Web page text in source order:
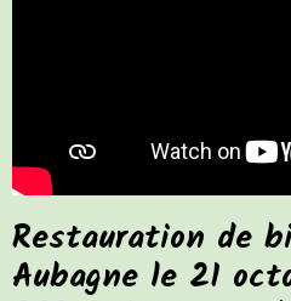
Restauration de
Aubagne le 21